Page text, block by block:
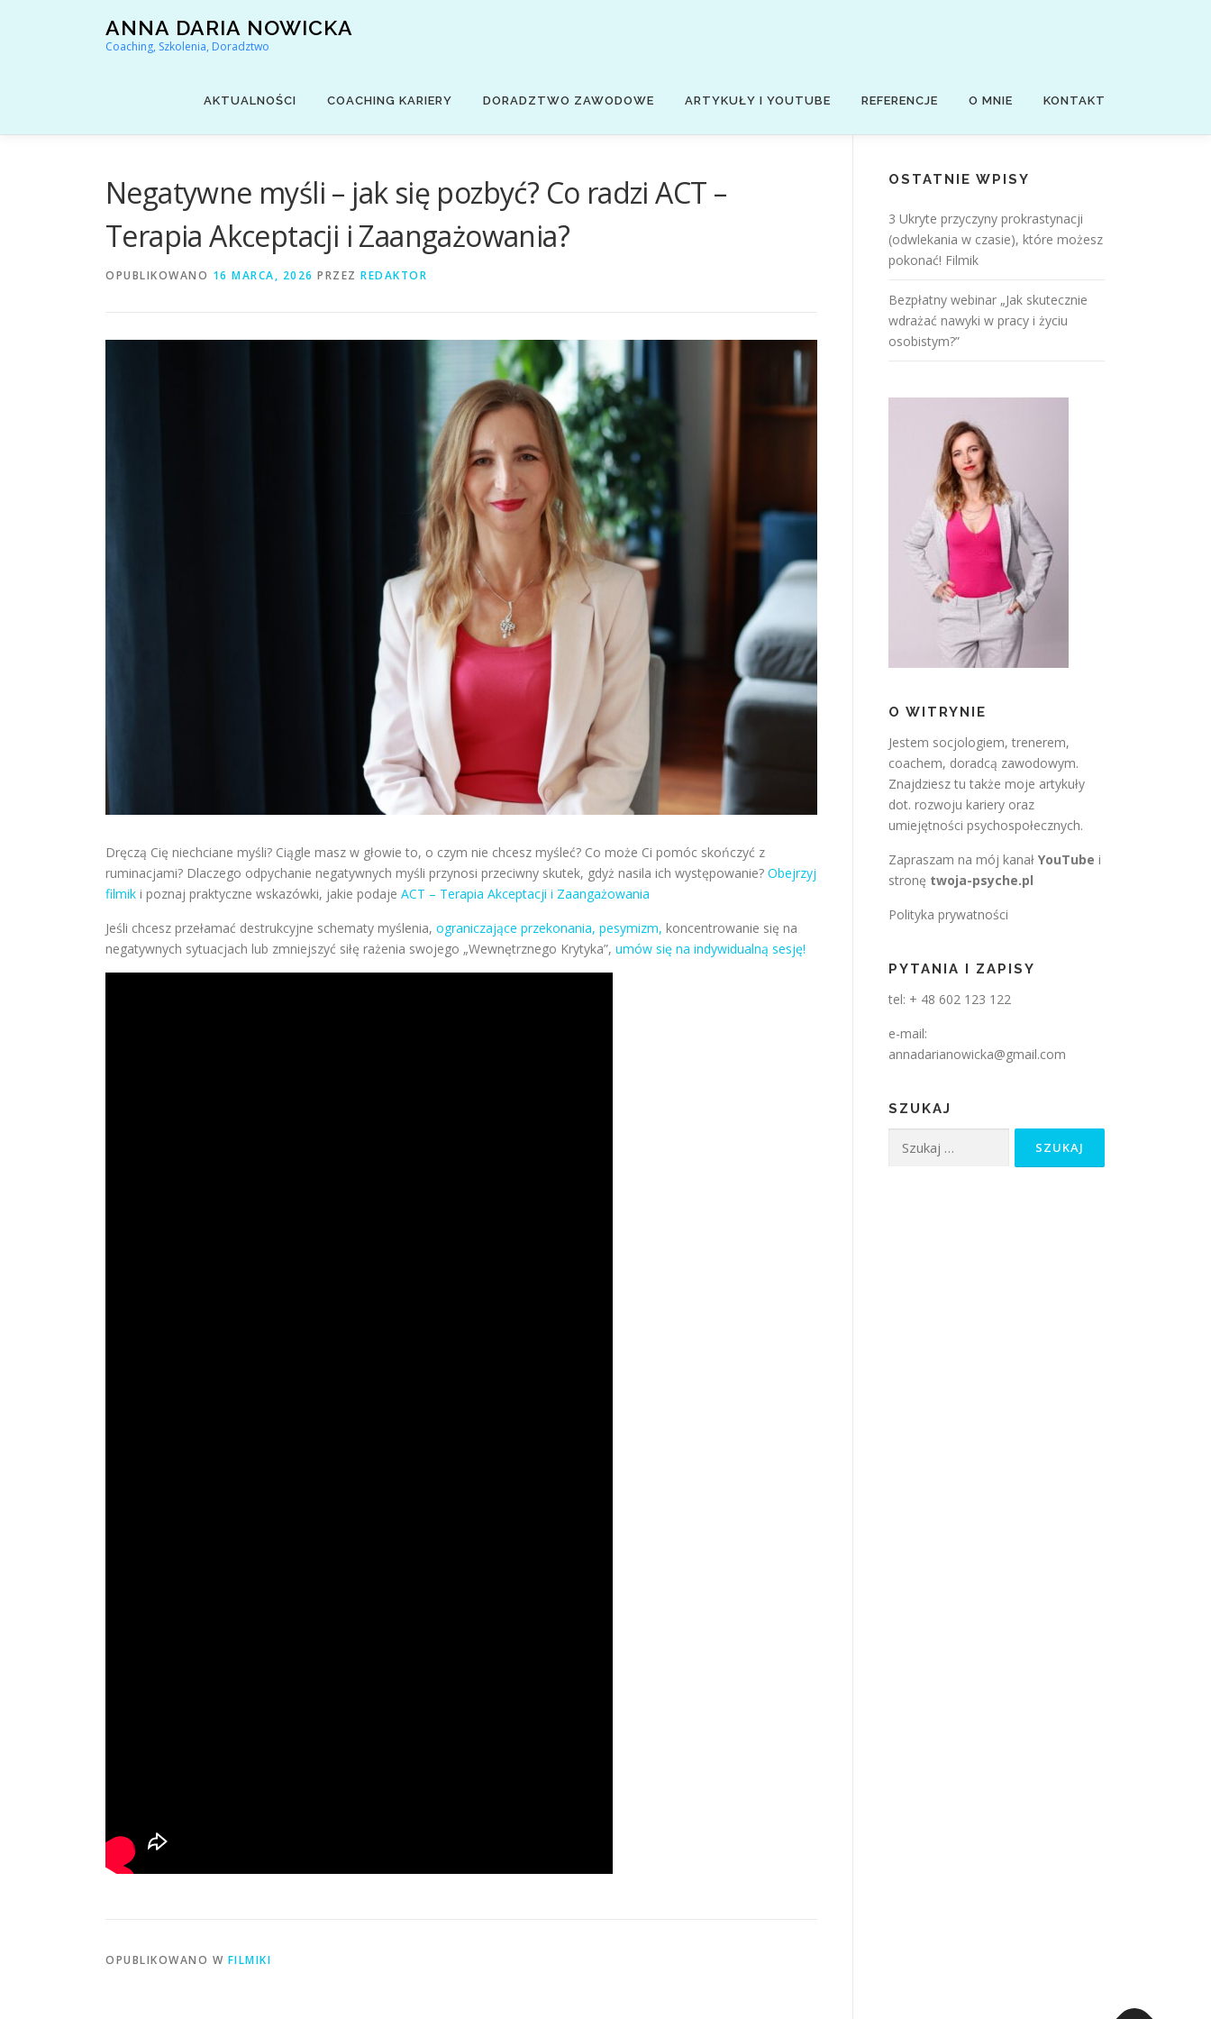
ANNA DARIA NOWICKA
Coaching, Szkolenia, Doradztwo
AKTUALNOŚCI COACHING KARIERY DORADZTWO ZAWODOWE ARTYKUŁY I YOUTUBE REFERENCJE O MNIE KONTAKT
Negatywne myśli – jak się pozbyć? Co radzi ACT –
Terapia Akceptacji i Zaangażowania?
OPUBLIKOWANO 16 MARCA, 2026 PRZEZ REDAKTOR
Dręczą Cię niechciane myśli? Ciągle masz w głowie to, o czym nie chcesz myśleć? Co może Ci pomóc skończyć z
ruminacjami? Dlaczego odpychanie negatywnych myśli przynosi przeciwny skutek, gdyż nasila ich występowanie? Obejrzyj
filmik i poznaj praktyczne wskazówki, jakie podaje ACT – Terapia Akceptacji i Zaangażowania
Jeśli chcesz przełamać destrukcyjne schematy myślenia, ograniczające przekonania, pesymizm, koncentrowanie się na
negatywnych sytuacjach lub zmniejszyć siłę rażenia swojego „Wewnętrznego Krytyka”, umów się na indywidualną sesję!
OPUBLIKOWANO W FILMIKI
OSTATNIE WPISY
3 Ukryte przyczyny prokrastynacji
(odwlekania w czasie), które możesz
pokonać! Filmik
Bezpłatny webinar „Jak skutecznie
wdrażać nawyki w pracy i życiu
osobistym?”
O WITRYNIE
Jestem socjologiem, trenerem,
coachem, doradcą zawodowym.
Znajdziesz tu także moje artykuły
dot. rozwoju kariery oraz
umiejętności psychospołecznych.
Zapraszam na mój kanał YouTube i
stronę twoja-psyche.pl
Polityka prywatności
PYTANIA I ZAPISY
tel: + 48 602 123 122
e-mail:
annadarianowicka@gmail.com
SZUKAJ